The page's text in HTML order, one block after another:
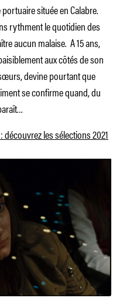
située en Calabre.
rythment le quotidien des
aucun malaise. A 15 ans,
aux côtés de son
devine pourtant que
se confirme quand, du
découvrez les sélections 2021